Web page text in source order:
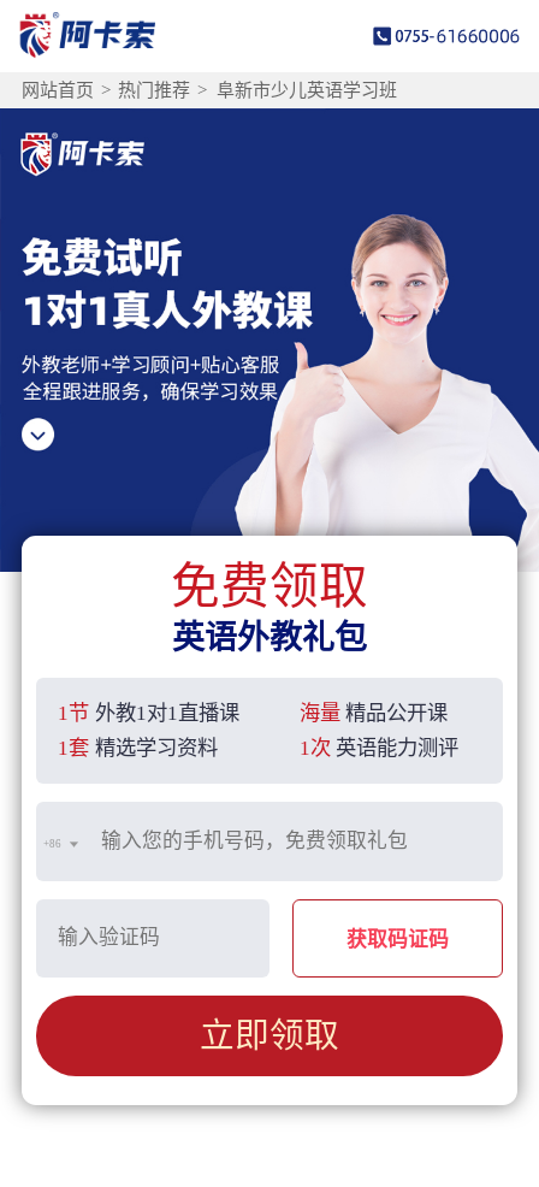
网站首页 > 热门推荐 > 阜新市少儿英语学习班
免费领取
英语外教礼包
1节 外教1对1直播课 海量 精品公开课
1套 精选学习资料 1次 英语能力测评
+86
获取码证码
立即领取